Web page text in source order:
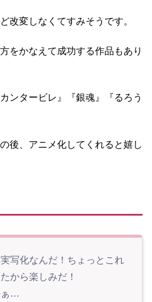
改変しなくてすみそうです。
をかなえて成功する作品もあり
ンタービレ』『銀魂』『るろう
後、アニメ化してくれると嬉し
写化なんだ！ちょっとこれ
から楽しみだ！
ぁ…